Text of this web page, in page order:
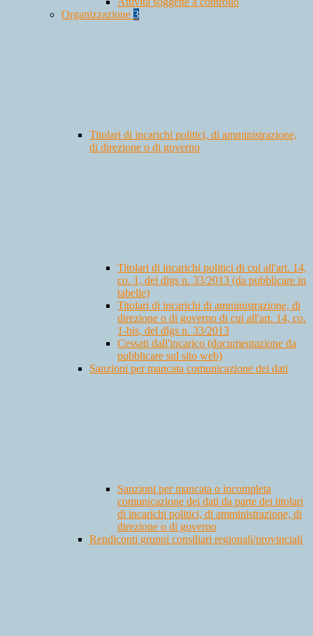
Organizzazione 3
Titolari di incarichi politici, di amministrazione,
di direzione o di governo
Titolari di incarichi politici di cui all'art. 14,
co. 1, del dlgs n. 33/2013 (da pubblicare in
tabelle)
Titolari di incarichi di amministrazione, di
direzione o di governo di cui all'art. 14, co.
1-bis, del dlgs n. 33/2013
Cessati dall'incarico (documentazione da
pubblicare sul sito web)
Sanzioni per mancata comunicazione dei dati
Sanzioni per mancata o incompleta
comunicazione dei dati da parte dei titolari
di incarichi politici, di amministrazione, di
direzione o di governo
Rendiconti gruppi consiliari regionali/provinciali